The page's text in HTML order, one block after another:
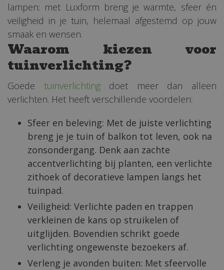
lampen: met Luxform breng je warmte, sfeer én
veiligheid in je tuin, helemaal afgestemd op jouw
smaak en wensen.
Waarom kiezen voor
tuinverlichting?
Goede tuinverlichtingdoet meer dan alleen
verlichten. Het heeft verschillende voordelen:
Sfeer en beleving: Met de juiste verlichting
breng je je tuin of balkon tot leven, ook na
zonsondergang. Denk aan zachte
accentverlichting bij planten, een verlichte
zithoek of decoratieve lampen langs het
tuinpad.
Veiligheid: Verlichte paden en trappen
verkleinen de kans op struikelen of
uitglijden. Bovendien schrikt goede
verlichting ongewenste bezoekers af.
Verleng je avonden buiten: Met sfeervolle